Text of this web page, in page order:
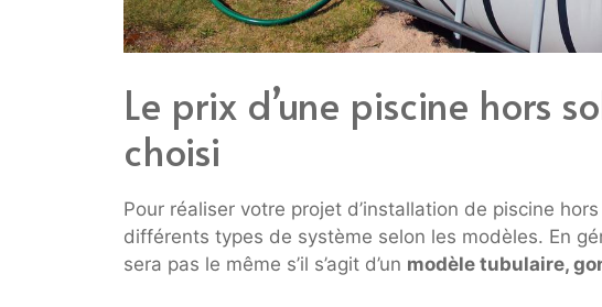
Le prix d’une piscine hors
choisi
Pour réaliser votre projet d’installation de piscine
différents types de système selon les modèles. En
sera pas le même s’il s’agit d’un modèle tubulaire,